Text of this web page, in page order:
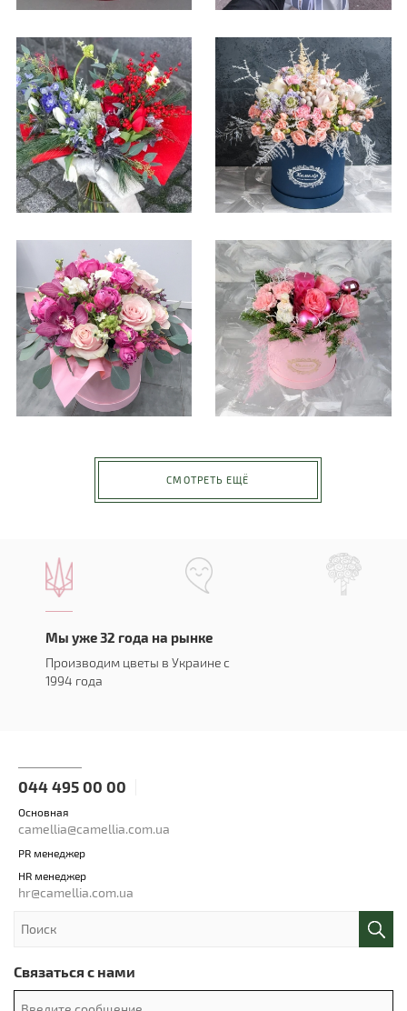
СМОТРЕТЬ ЕЩЁ
Мы уже 32 года на рынке
Производим цветы в Украине с
1994 года
044 495 00 00
Основная
camellia@camellia.com.ua
PR менеджер
HR менеджер
hr@camellia.com.ua
Связаться с нами